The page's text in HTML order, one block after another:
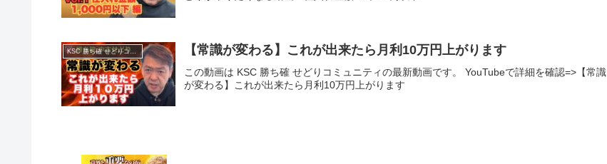
KSC 勝ち確 せどりコミュニティ 【常識が変わる】これが出来たら月利10万円上がります
この動画は KSC 勝ち確 せどりコミュニティの最新動画です。 YouTubeで詳細を確認=>【常識
が変わる】これが出来たら月利10万円上がります